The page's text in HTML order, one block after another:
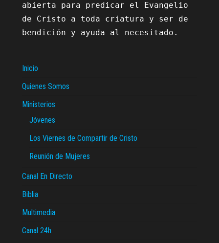
abierta para predicar el Evangelio
de Cristo a toda criatura y ser de
bendición y ayuda al necesitado.
Inicio
Quienes Somos
Ministerios
Jóvenes
Los Viernes de Compartir de Cristo
Reunión de Mujeres
Canal En Directo
Biblia
Multimedia
Canal 24h